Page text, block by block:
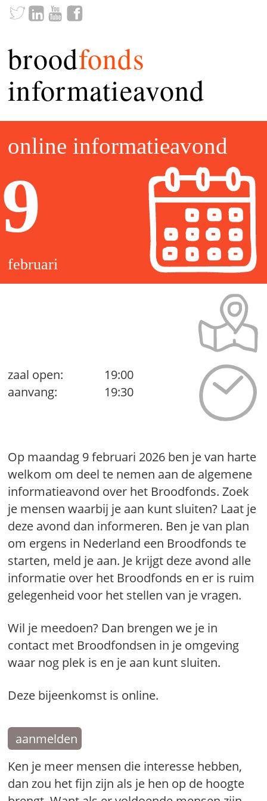
broodfonds
informatieavond
online informatieavond
9
februari
zaal open:
19:00
aanvang:
19:30
Op maandag 9 februari 2026 ben je van harte
welkom om deel te nemen aan de algemene
informatieavond over het Broodfonds. Zoek
je mensen waarbij je aan kunt sluiten? Laat je
deze avond dan informeren. Ben je van plan
om ergens in Nederland een Broodfonds te
starten, meld je aan. Je krijgt deze avond alle
informatie over het Broodfonds en er is ruim
gelegenheid voor het stellen van je vragen.
Wil je meedoen? Dan brengen we je in
contact met Broodfondsen in je omgeving
waar nog plek is en je aan kunt sluiten.
Deze bijeenkomst is online.
aanmelden
Ken je meer mensen die interesse hebben,
dan zou het fijn zijn als je hen op de hoogte